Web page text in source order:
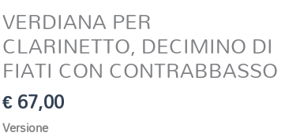
VERDIANA PER
CLARINETTO, DECIMINO DI
FIATI CON CONTRABBASSO
€67,00
Versione